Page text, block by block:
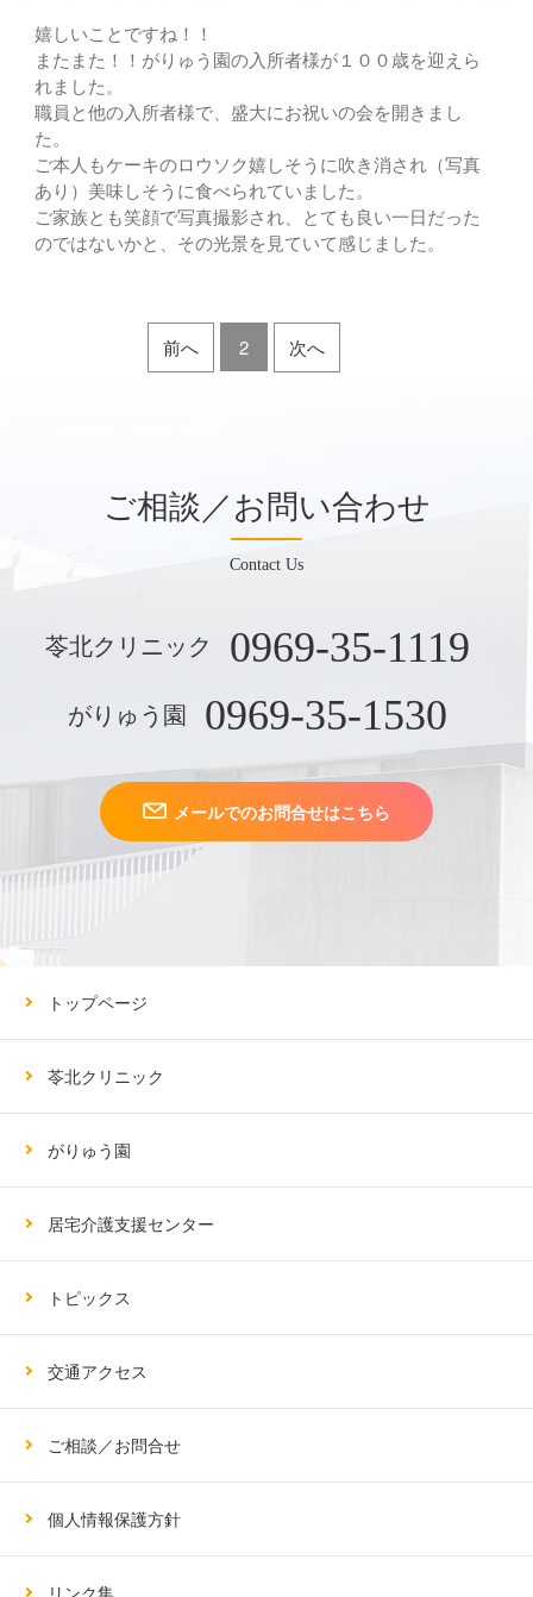
嬉しいことですね！！
またまた！！がりゅう園の入所者様が１００歳を迎えら
れました。
職員と他の入所者様で、盛大にお祝いの会を開きまし
た。
ご本人もケーキのロウソク嬉しそうに吹き消され（写真
あり）美味しそうに食べられていました。
ご家族とも笑顔で写真撮影され、とても良い一日だった
のではないかと、その光景を見ていて感じました。
前へ 2 次へ
ご相談／お問い合わせ
Contact Us
苓北クリニック 0969-35-1119
がりゅう園 0969-35-1530
メールでのお問合せはこちら
トップページ
苓北クリニック
がりゅう園
居宅介護支援センター
トピックス
交通アクセス
ご相談／お問合せ
個人情報保護方針